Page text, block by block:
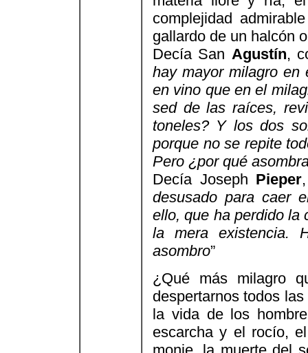
complejidad
gallardo de un halcón
Decía San Agustín,
hay mayor milagro en
en vino que en el
sed de las raíces,
toneles? Y los dos
porque no se repite
Pero ¿por qué
Decía Joseph Pieper
desusado para caer
ello, que ha perdido la
la mera existencia.
asombro”
¿Qué más milagro
despertarnos todos
la vida de los
escarcha y el rocío,